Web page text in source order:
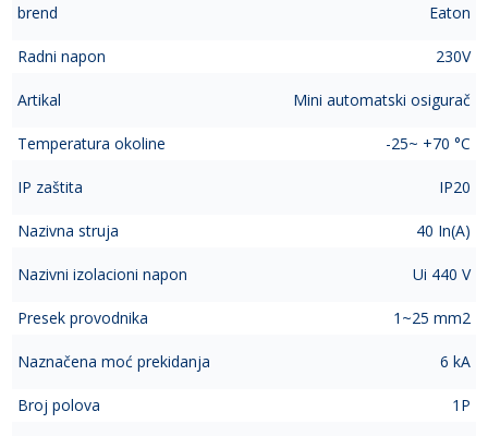
brend Eaton
Radni napon 230V
Artikal Mini automatski osigurač
Temperatura okoline -25~ +70 °C
IP zaštita IP20
Nazivna struja 40 In(A)
Nazivni izolacioni napon Ui 440 V
Presek provodnika 1~25 mm2
Naznačena moć prekidanja 6 kA
Broj polova 1P